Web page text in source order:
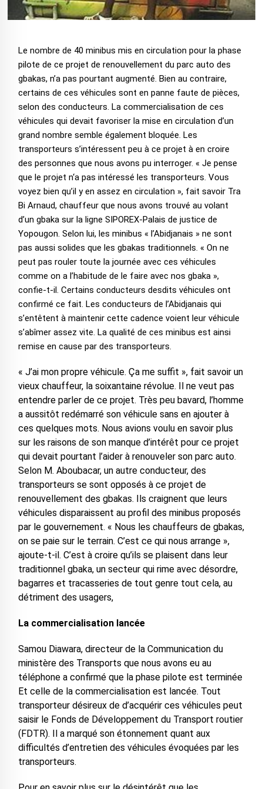
Le nombre de 40 minibus mis en circulation pour la phase
pilote de ce projet de renouvellement du parc auto des
gbakas, n’a pas pourtant augmenté. Bien au contraire,
certains de ces véhicules sont en panne faute de pièces,
selon des conducteurs. La commercialisation de ces
véhicules qui devait favoriser la mise en circulation d’un
grand nombre semble également bloquée. Les
transporteurs s’intéressent peu à ce projet à en croire
des personnes que nous avons pu interroger. « Je pense
que le projet n‘a pas intéressé les transporteurs. Vous
voyez bien qu’il y en assez en circulation », fait savoir Tra
Bi Arnaud, chauffeur que nous avons trouvé au volant
d’un gbaka sur la ligne SIPOREX-Palais de justice de
Yopougon. Selon lui, les minibus « l’Abidjanais » ne sont
pas aussi solides que les gbakas traditionnels. « On ne
peut pas rouler toute la journée avec ces véhicules
comme on a l’habitude de le faire avec nos gbaka »,
confie-t-il. Certains conducteurs desdits véhicules ont
confirmé ce fait. Les conducteurs de l’Abidjanais qui
s’entêtent à maintenir cette cadence voient leur véhicule
s’abîmer assez vite. La qualité de ces minibus est ainsi
remise en cause par des transporteurs.
« J’ai mon propre véhicule. Ça me suffit », fait savoir un
vieux chauffeur, la soixantaine révolue. Il ne veut pas
entendre parler de ce projet. Très peu bavard, l’homme
a aussitôt redémarré son véhicule sans en ajouter à
ces quelques mots. Nous avions voulu en savoir plus
sur les raisons de son manque d’intérêt pour ce projet
qui devait pourtant l’aider à renouveler son parc auto.
Selon M. Aboubacar, un autre conducteur, des
transporteurs se sont opposés à ce projet de
renouvellement des gbakas. Ils craignent que leurs
véhicules disparaissent au profil des minibus proposés
par le gouvernement. « Nous les chauffeurs de gbakas,
on se paie sur le terrain. C’est ce qui nous arrange »,
ajoute-t-il. C’est à croire qu’ils se plaisent dans leur
traditionnel gbaka, un secteur qui rime avec désordre,
bagarres et tracasseries de tout genre tout cela, au
détriment des usagers,
La commercialisation lancée
Samou Diawara, directeur de la Communication du
ministère des Transports que nous avons eu au
téléphone a confirmé que la phase pilote est terminée
Et celle de la commercialisation est lancée. Tout
transporteur désireux de d’acquérir ces véhicules peut
saisir le Fonds de Développement du Transport routier
(FDTR). Il a marqué son étonnement quant aux
difficultés d’entretien des véhicules évoquées par les
transporteurs.